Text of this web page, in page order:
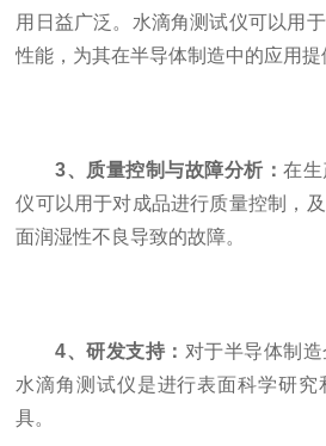
用日益广泛。水滴角测试仪可以用
性能，为其在半导体制造中的应用提
3、质量控制与故障分析：在
仪可以用于对成品进行质量控制，
面润湿性不良导致的故障。
4、研发支持： 对于半导体制
水滴角测试仪是进行表面科学研究
具。